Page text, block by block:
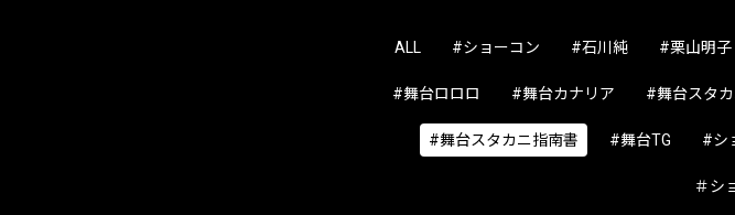
ALL #ショーコン #石川純 #栗山明子
#舞台ロロロ #舞台カナリア #舞台スタ
#舞台スタカニ指南書 #舞台TG #シ
＃シ